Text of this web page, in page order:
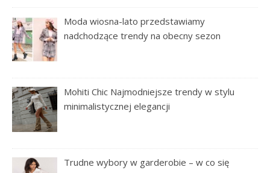
Moda wiosna-lato przedstawiamy
nadchodzące trendy na obecny sezon
Mohiti Chic Najmodniejsze trendy w stylu
minimalistycznej elegancji
Trudne wybory w garderobie – w co się